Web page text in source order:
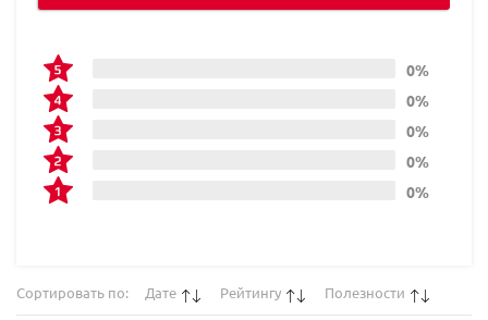
0%
0%
0%
0%
0%
Сортировать по: Дате Рейтингу Полезности